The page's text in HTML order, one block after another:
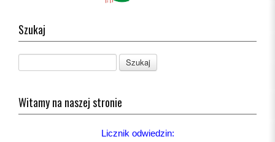
Szukaj
Witamy na naszej stronie
Licznik odwiedzin: